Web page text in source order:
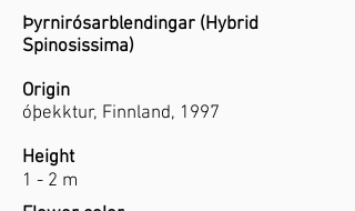
Þyrnirósarblendingar (Hybrid
Spinosissima)
Origin
óþekktur, Finnland, 1997
Height
1 - 2 m